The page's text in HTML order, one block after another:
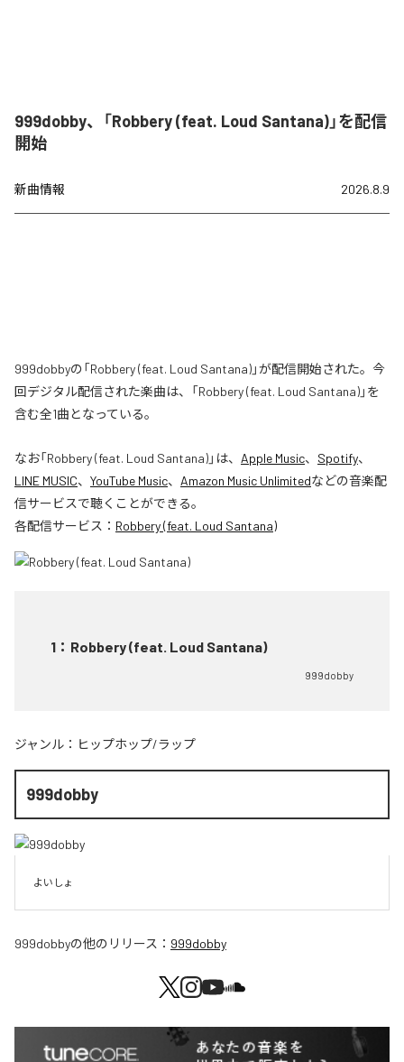
999dobby、「Robbery (feat. Loud Santana)」を配信
開始
新曲情報 2026.8.9
999dobbyの「Robbery (feat. Loud Santana)」が配信開始された。今
回デジタル配信された楽曲は、「Robbery (feat. Loud Santana)」を
含む全1曲となっている。
なお「Robbery (feat. Loud Santana)」は、 Apple Music、 Spotify、
LINE MUSIC、 YouTube Music、 Amazon Music Unlimitedなどの音楽配
信サービスで聴くことができる。
各配信サービス： Robbery (feat. Loud Santana)
1 ： Robbery (feat. Loud Santana)
999dobby
ジャンル： ヒップホップ/ラップ
999dobby
よいしょ
999dobbyの他のリリース： 999dobby